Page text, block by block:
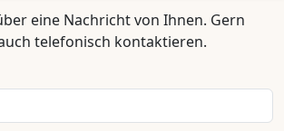
eine Nachricht von Ihnen. Gern
telefonisch kontaktieren.